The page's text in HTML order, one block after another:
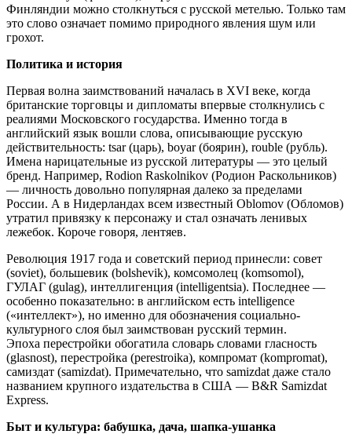
Финляндии можно столкнуться с русской метелью. Только там
это слово означает помимо природного явления шум или
грохот.
Политика и история
Первая волна заимствований началась в XVI веке, когда
британские торговцы и дипломаты впервые столкнулись с
реалиями Московского государства. Именно тогда в
английский язык вошли слова, описывающие русскую
действительность: tsar (царь), boyar (боярин), rouble (рубль).
Имена нарицательные из русской литературы — это целый
бренд. Например, Rodion Raskolnikov (Родион Раскольников)
— личность довольно популярная далеко за пределами
России. А в Нидерландах всем известный Oblomov (Обломов)
утратил привязку к персонажу и стал означать ленивых
лежебок. Короче говоря, лентяев.
Революция 1917 года и советский период принесли: совет
(soviet), большевик (bolshevik), комсомолец (komsomol),
ГУЛАГ (gulag), интеллигенция (intelligentsia). Последнее —
особенно показательно: в английском есть intelligence
(«интеллект»), но именно для обозначения социально-
культурного слоя был заимствован русский термин.
Эпоха перестройки обогатила словарь словами гласность
(glasnost), перестройка (perestroika), компромат (kompromat),
самиздат (samizdat). Примечательно, что samizdat даже стало
названием крупного издательства в США — B&R Samizdat
Express.
Быт и культура: бабушка, дача, шапка-ушанка